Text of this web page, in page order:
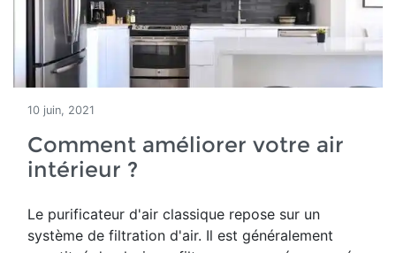
10 juin, 2021
Comment améliorer votre air
intérieur ?
Le purificateur d'air classique repose sur un
système de filtration d'air. Il est généralement